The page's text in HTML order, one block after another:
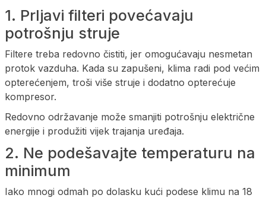
1. Prljavi filteri povećavaju
potrošnju struje
Filtere treba redovno čistiti, jer omogućavaju nesmetan
protok vazduha. Kada su zapušeni, klima radi pod većim
opterećenjem, troši više struje i dodatno opterećuje
kompresor.
Redovno održavanje može smanjiti potrošnju električne
energije i produžiti vijek trajanja uređaja.
2. Ne podešavajte temperaturu na
minimum
Iako mnogi odmah po dolasku kući podese klimu na 18